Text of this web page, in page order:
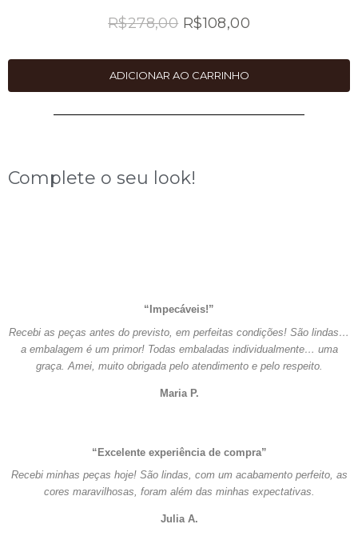
R$278,00 O
original
era:
R$278,00.
R$108,00O
é:
R$108,00.
ADICIONAR AO CARRINHO
Complete o seu look!
“Impecáveis!”
Recebi as peças antes do previsto, em perfeitas condições! São lindas…
a embalagem é um primor! Todas embaladas individualmente… uma
graça. Amei, muito obrigada pelo atendimento e pelo respeito.
Maria P.
“Excelente experiência de compra”
Recebi minhas peças hoje! São lindas, com um acabamento perfeito, as
cores maravilhosas, foram além das minhas expectativas.
Julia A.